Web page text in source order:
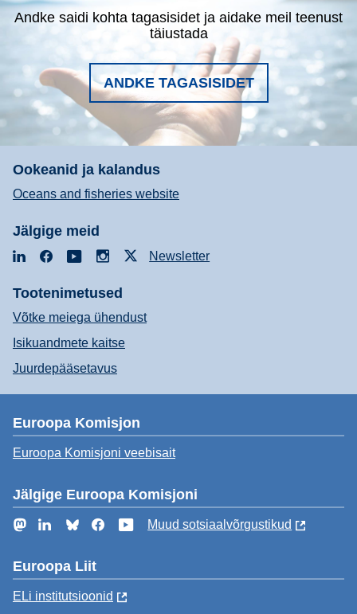
Andke saidi kohta tagasisidet ja aidake meil teenust
täiustada
ANDKE TAGASISIDET
Ookeanid ja kalandus
Oceans and fisheries website
Jälgige meid
LinkedInFacebookYouTubeInstagramNewsletter
Tootenimetused
Võtke meiega ühendust
Isikuandmete kaitse
Juurdepääsetavus
Euroopa Komisjon
Euroopa Komisjoni veebisait
Jälgige Euroopa Komisjoni
MastodonLinkedInBlueskyFacebookYouTube
Muud sotsiaalvõrgustikud
Euroopa Liit
ELi institutsioonid